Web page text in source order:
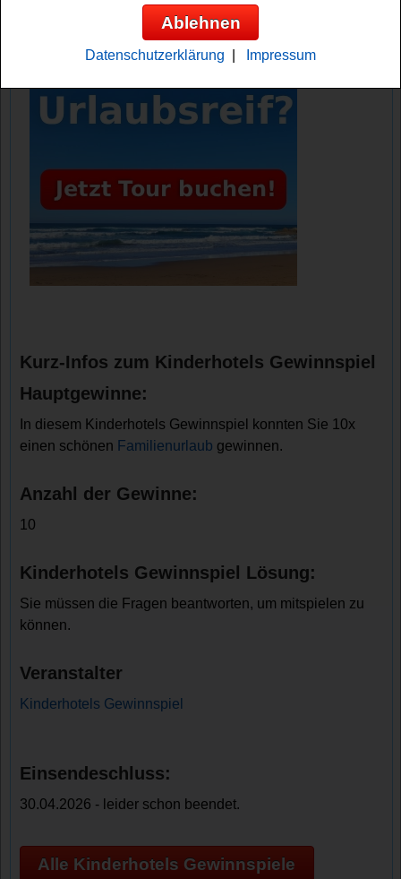
Anzeige:
Kurz-Infos zum Kinderhotels Gewinnspiel
Hauptgewinne:
In diesem Kinderhotels Gewinnspiel konnten Sie 10x
einen schönen Familienurlaub gewinnen.
Anzahl der Gewinne:
10
Kinderhotels Gewinnspiel Lösung:
Sie müssen die Fragen beantworten, um mitspielen zu
können.
Veranstalter
Kinderhotels Gewinnspiel
Einsendeschluss:
30.04.2026 - leider schon beendet.
Alle Kinderhotels Gewinnspiele
Ablehnen
Datenschutzerklärung Impressum